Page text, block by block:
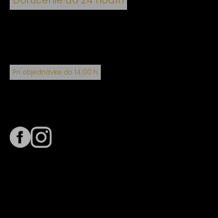
Pri objednávke do 14:00 h